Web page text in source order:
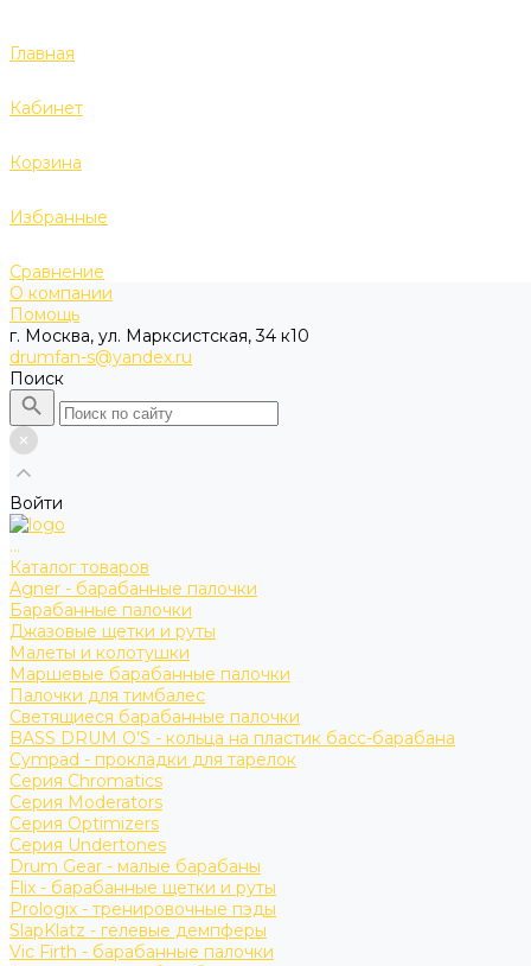
Главная
Кабинет
Корзина
Избранные
Сравнение
О компании
Помощь
г. Москва, ул. Марксистская, 34 к10
drumfan-s@yandex.ru
Поиск
Войти
...
Каталог товаров
Agner - барабанные палочки
Барабанные палочки
Джазовые щетки и руты
Малеты и колотушки
Маршевые барабанные палочки
Палочки для тимбалес
Светящиеся барабанные палочки
BASS DRUM O’S - кольца на пластик басс-барабана
Cympad - прокладки для тарелок
Серия Chromatics
Серия Moderators
Серия Optimizers
Серия Undertones
Drum Gear - малые барабаны
Flix - барабанные щетки и руты
Prologix - тренировочные пэды
SlapKlatz - гелевые демпферы
Vic Firth - барабанные палочки